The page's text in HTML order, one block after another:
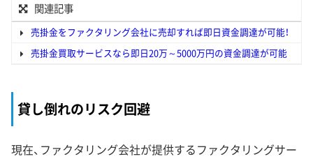
関連記事
売掛金をファクタリング会社に売却すれば即日資金調達が可能！
売掛金買取サービスなら即日20万～5000万円の資金調達が可能
貸し倒れのリスク回避
現在、ファクタリング会社が提供するファクタリングサー